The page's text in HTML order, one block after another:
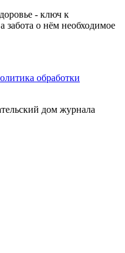
- ключ к
забота о нём необходимое
обработки
дом журнала